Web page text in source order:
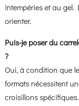
intempéries et au gel.
orienter.
Puis-je poser du
?
Oui, à condition que
formats nécessitent
croisillons spécifiques.